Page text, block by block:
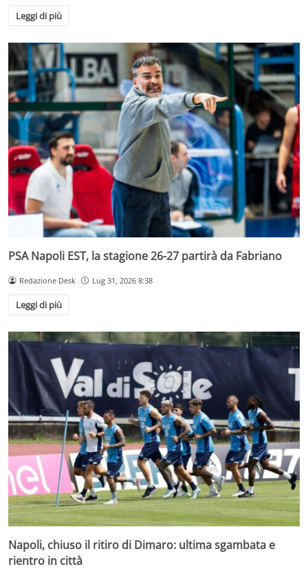
Leggi di più
PSA Napoli EST, la stagione 26-27 partirà da Fabriano
Redazione Desk Lug 31, 2026 8:38
Leggi di più
Napoli, chiuso il ritiro di Dimaro: ultima sgambata e
rientro in città